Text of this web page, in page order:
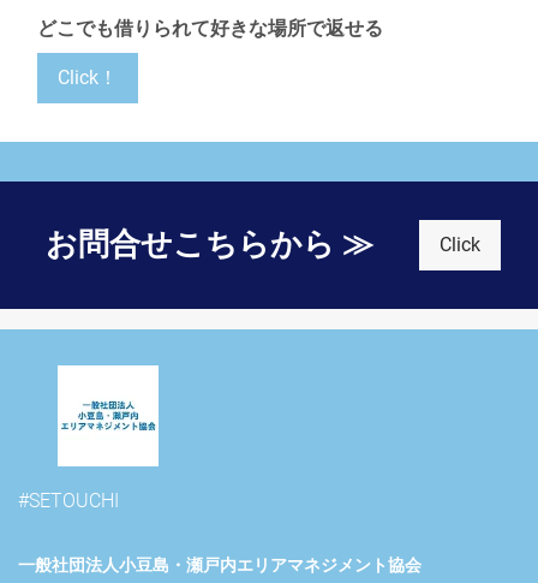
どこでも借りられて好きな場所で返せる
Click！
お問合せこちらから ≫ Click
#SETOUCHI
一般社団法人小豆島・瀬戸内エリアマネジメント協会